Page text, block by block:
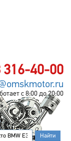
316-40-00
с 8:00 до 20:00